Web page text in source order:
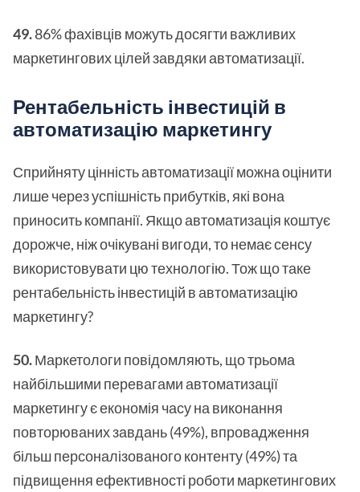
49.86% фахівців можуть досягти важливих
маркетингових цілей завдяки автоматизації.
Рентабельність інвестицій в
автоматизацію маркетингу
Сприйняту цінність автоматизації можна оцінити
лише через успішність прибутків, які вона
приносить компанії. Якщо автоматизація коштує
дорожче, ніж очікувані вигоди, то немає сенсу
використовувати цю технологію. Тож що таке
рентабельність інвестицій в автоматизацію
маркетингу?
50.Маркетологи повідомляють, що трьома
найбільшими перевагами автоматизації
маркетингу є економія часу на виконання
повторюваних завдань (49%), впровадження
більш персоналізованого контенту (49%) та
підвищення ефективності роботи маркетингових